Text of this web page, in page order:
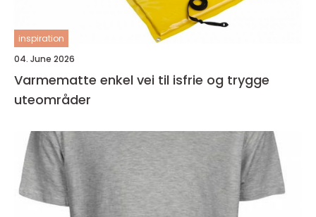
inspiration
04. June 2026
Varmematte enkel vei til isfrie og trygge
uteområder